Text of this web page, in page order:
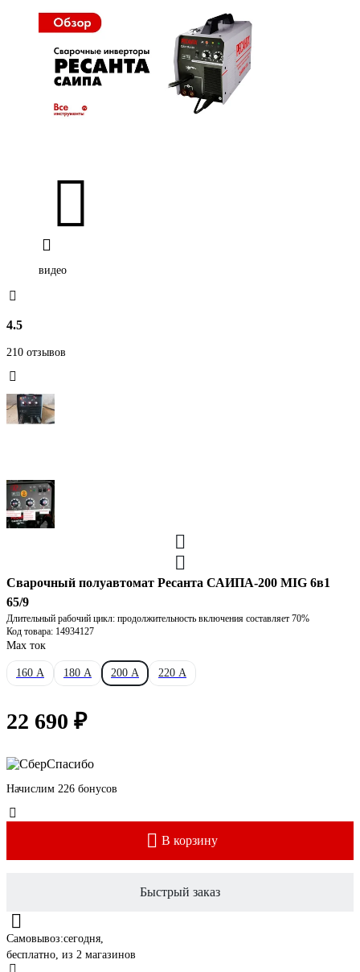
видео
4.5
210 отзывов
Сварочный полуавтомат Ресанта САИПА-200 MIG 6в1
65/9
Длительный рабочий цикл: продолжительность включения составляет 70%
Код товара: 14934127
Max ток
160 А 180 А 200 А 220 А
22 690 ₽
Начислим 226 бонусов
В корзину
Быстрый заказ
Самовывоз:сегодня,
бесплатно, из 2 магазинов